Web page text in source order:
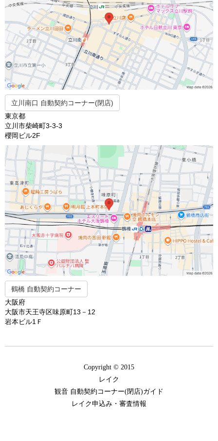
立川南口 自動契約コーナー(閉店)
東京都
立川市柴崎町3-3-3
櫻岡ビル2F
鶴橋 自動契約コーナー
大阪府
大阪市天王寺区味原町13－12
岩本ビル1Ｆ
Copyright © 2015
レイク
観音 自動契約コーナー(閉店)ガイド
レイク申込み・審査情報